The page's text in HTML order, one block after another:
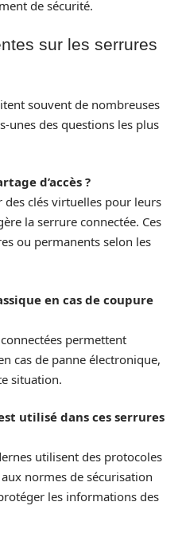
de sécurité.
sur les serrures
souvent de nombreuses
unes des questions les plus
d’accès ?
des clés virtuelles pour leurs
la serrure connectée. Ces
ou permanents selon les
en cas de coupure
permettent
cas de panne électronique,
situation.
utilisé dans ces serrures
utilisent des protocoles
normes de sécurisation
les informations des